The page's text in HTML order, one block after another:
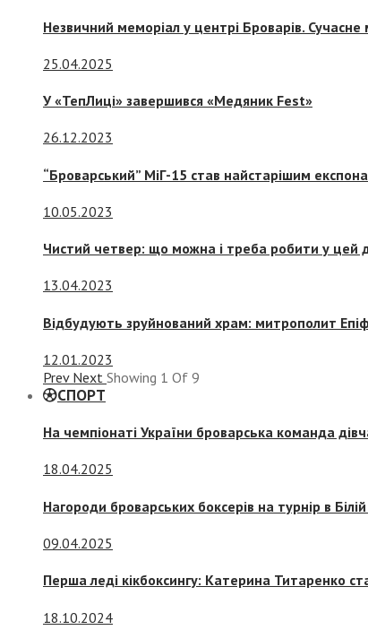
Незвичний меморіал у центрі Броварів.
25.04.2025
У «ТепЛиці» завершився «Медяник Fest»
26.12.2023
“Броварський” МіГ-15 став найстарішим
10.05.2023
Чистий четвер: що можна і треба робити у цей
13.04.2023
Відбудують зруйнований храм: митрополит
12.01.2023
Prev Next Showing 1 Of 9
СПОРТ
На чемпіонаті України броварська команда
18.04.2025
Нагороди броварських боксерів на турнір в
09.04.2025
Перша леді кікбоксингу: Катерина Титаренко
18.10.2024